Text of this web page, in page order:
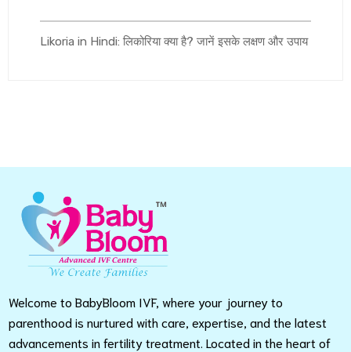
Likoria in Hindi: लिकोरिया क्या है? जानें इसके लक्षण और उपाय
Welcome to BabyBloom IVF, where your journey to
parenthood is nurtured with care, expertise, and the latest
advancements in fertility treatment. Located in the heart of